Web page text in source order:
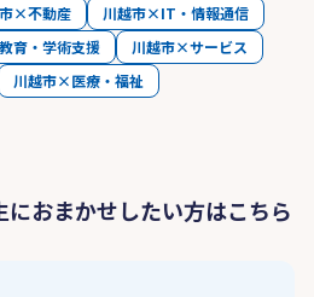
×不動産
川越市×IT・情報通信
育・学術支援
川越市×サービス
川越市×医療・福祉
おまかせしたい方はこちら